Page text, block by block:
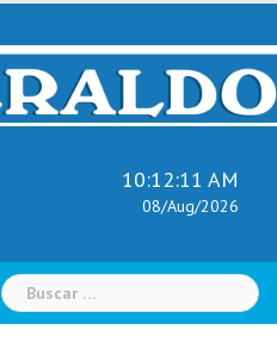
10:12:12 AM
08/Aug/2026
Buscar: